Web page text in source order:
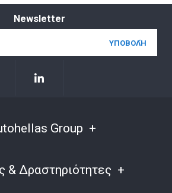
Newsletter
Group
& Δραστηριότητες